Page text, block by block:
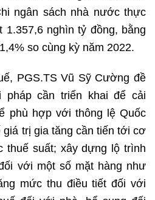
ngân sách nhà nước thực
nghìn tỷ đồng, bằng
so cùng kỳ năm 2022.
PGS.TS Vũ Sỹ Cường đề
pháp cần triển khai để cải
phù hợp với thông lệ Quốc
trị gia tăng cần tiến tới cơ
thuế suất; xây dựng lộ trình
với một số mặt hàng như
mức thu điều tiết đối với